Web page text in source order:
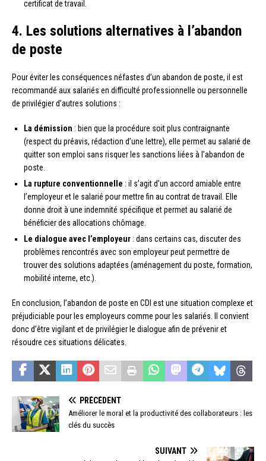
certificat de travail.
4. Les solutions alternatives à l’abandon
de poste
Pour éviter les conséquences néfastes d’un abandon de poste, il est
recommandé aux salariés en difficulté professionnelle ou personnelle
de privilégier d’autres solutions :
La démission : bien que la procédure soit plus contraignante
(respect du préavis, rédaction d’une lettre), elle permet au salarié de
quitter son emploi sans risquer les sanctions liées à l’abandon de
poste.
La rupture conventionnelle : il s’agit d’un accord amiable entre
l’employeur et le salarié pour mettre fin au contrat de travail. Elle
donne droit à une indemnité spécifique et permet au salarié de
bénéficier des allocations chômage.
Le dialogue avec l’employeur : dans certains cas, discuter des
problèmes rencontrés avec son employeur peut permettre de
trouver des solutions adaptées (aménagement du poste, formation,
mobilité interne, etc.).
En conclusion, l’abandon de poste en CDI est une situation complexe et
préjudiciable pour les employeurs comme pour les salariés. Il convient
donc d’être vigilant et de privilégier le dialogue afin de prévenir et
résoudre ces situations délicates.
PRÉCÉDENT
Améliorer le moral et la productivité des collaborateurs : les
clés du succès
SUIVANT